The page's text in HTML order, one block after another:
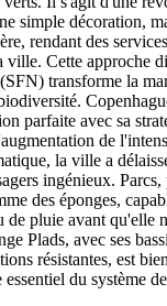
simple décoration,
rendant des
ville. Cette approche
transforme la
parfaite avec sa
de
la ville a
ingénieux.
des éponges,
pluie avant qu'elle
Plads, avec ses
résistantes, est
du système